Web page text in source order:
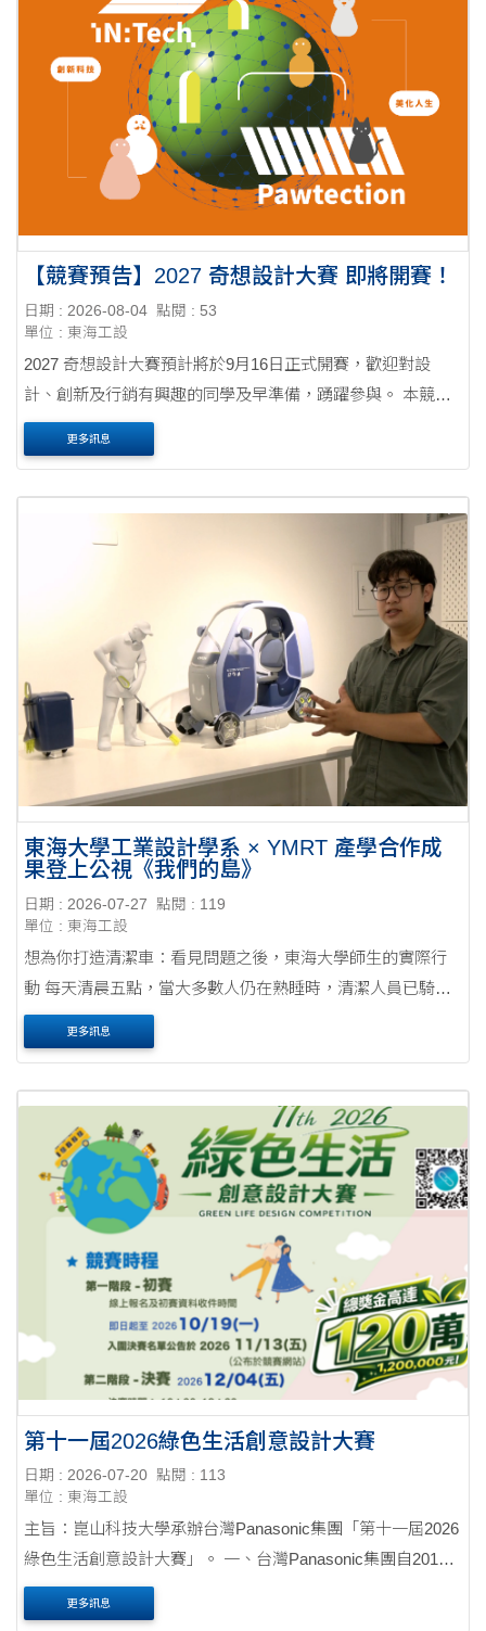
【競賽預告】2027 奇想設計大賽 即將開賽！
日期 : 2026-08-04 點閱 : 53
單位 : 東海工設
2027 奇想設計大賽預計將於9月16日正式開賽，歡迎對設
計、創新及行銷有興趣的同學及早準備，踴躍參與。 本競賽
除設計競賽外，亦設有行銷競賽，並提供專利申請輔導，同
時鼓勵優秀作品挑戰國際四大設計獎，協助作品....
更多訊息
東海大學工業設計學系 × YMRT 產學合作成
果登上公視《我們的島》
日期 : 2026-07-27
點閱 : 119
單位 : 東海工設
想為你打造清潔車：看見問題之後，東海大學師生的實際行
動 每天清晨五點，當大多數人仍在熟睡時，清潔人員已騎著
機車前往各自的工區，趕在上班車潮開始前完成街道清潔。
城市的整潔並非理所當然，而是他們無論晴....
更多訊息
第十一屆2026綠色生活創意設計大賽
日期 : 2026-07-20 點閱 : 113
單位 : 東海工設
主旨：崑山科技大學承辦台灣Panasonic集團「第十一屆2026
綠色生活創意設計大賽」。 一、台灣Panasonic集團自2015
年每年定期舉辦「綠色生活創意設計大賽」，延續前十屆綠
色生活創意設計大賽精神舉辦「第十一屆2026綠色生活....
更多訊息